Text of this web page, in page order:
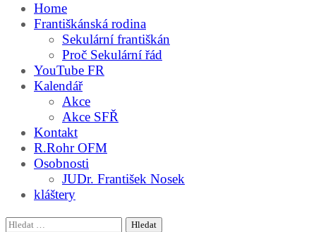
Home
Františkánská rodina
Sekulární františkán
Proč Sekulární řád
YouTube FR
Kalendář
Akce
Akce SFŘ
Kontakt
R.Rohr OFM
Osobnosti
JUDr. František Nosek
kláštery
Vyhledávání